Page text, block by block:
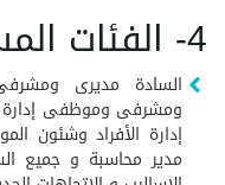
4- الفئات المستهدفة
السادة مديرى
ومشرفى وموظفى إدارة
إدارة الأفراد وشئون
مدير محاسبة و جميع